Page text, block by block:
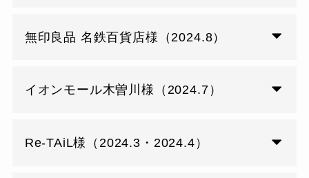
無印良品 名鉄百貨店様（2024.8）
イオンモール木曽川様（2024.7）
Re-TAiL様（2024.3・2024.4）